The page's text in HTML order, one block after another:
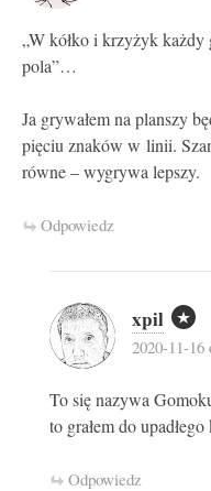
„W kółko i krzyżyk każdy
pola”…
Ja grywałem na planszy
pięciu znaków w linii.
równe – wygrywa lepszy.
Odpowiedz
xpil
2020-11-16
To się nazywa
to grałem do
Odpowiedz